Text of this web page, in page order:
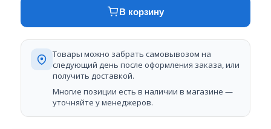
В корзину
Товары можно забрать самовывозом на
следующий день после оформления заказа, или
получить доставкой.
Многие позиции есть в наличии в магазине —
уточняйте у менеджеров.